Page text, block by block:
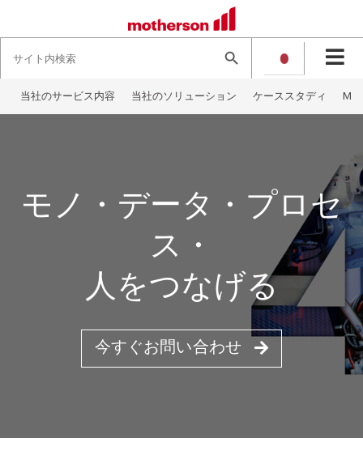
for:
当社のサービス内容 当社のソリューション ケーススタディ
モノ・データ・プロセ
ス・
人をつなげる
今すぐお問い合わせ